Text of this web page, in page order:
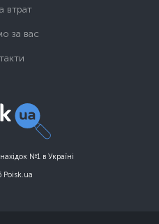
№1 в Україні
втрат
за вас